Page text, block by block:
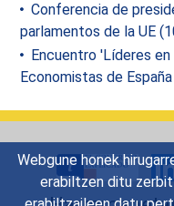
Webgune honek
erabiltzen ditu
Conferencia de
parlamentos de la UE
Encuentro 'Líderes
Economistas de